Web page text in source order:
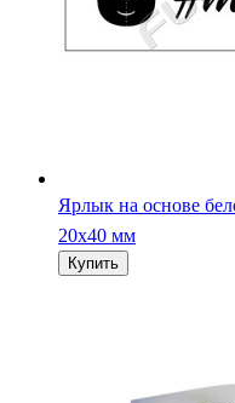
Ярлык на основе
20х40 мм